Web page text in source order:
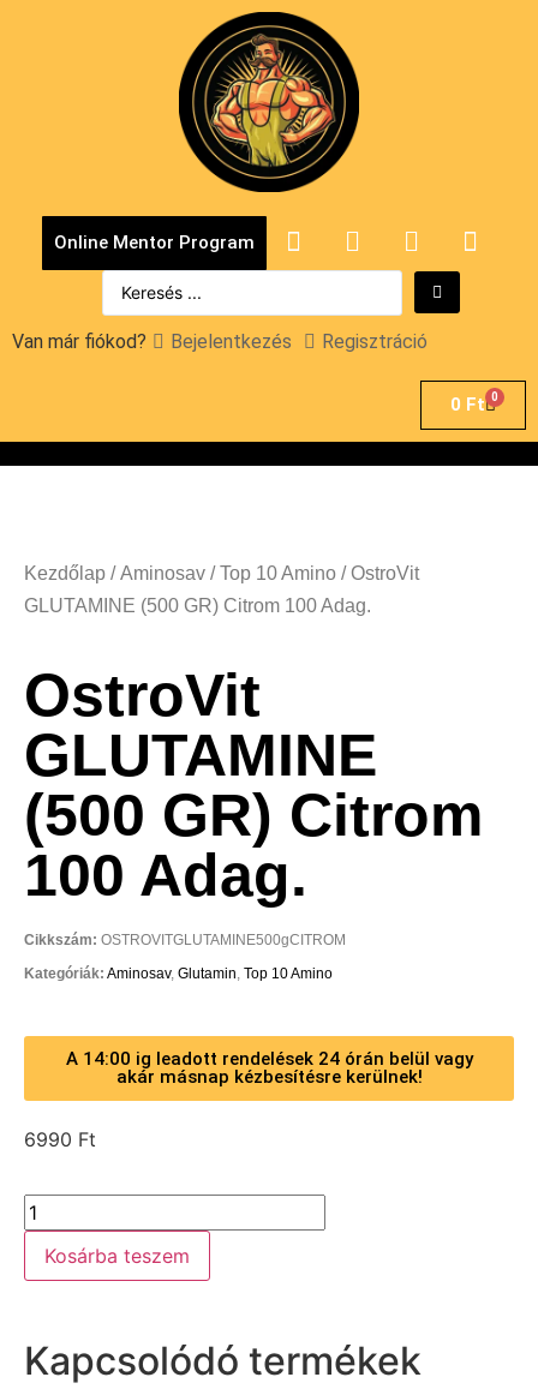
Online Mentor Program
Van már fiókod? Bejelentkezés Regisztráció
0 Ft 0
Kezdőlap /Aminosav /Top 10 Amino / OstroVit
GLUTAMINE (500 GR) Citrom 100 Adag.
OstroVit
GLUTAMINE
(500 GR) Citrom
100 Adag.
Cikkszám: OSTROVITGLUTAMINE500gCITROM
Kategóriák: Aminosav, Glutamin, Top 10 Amino
A 14:00 ig leadott rendelések 24 órán belül vagy
akár másnap kézbesítésre kerülnek!
6990 Ft
Kosárba teszem
Kapcsolódó termékek